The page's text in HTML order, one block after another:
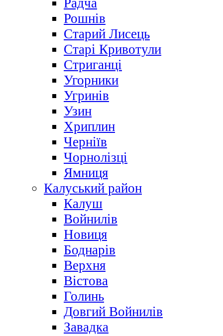
Радча
Рошнів
Старий Лисець
Старі Кривотули
Стриганці
Угорники
Угринів
Узин
Хриплин
Черніїв
Чорнолізці
Ямниця
Калуський район
Калуш
Войнилів
Новиця
Боднарів
Верхня
Вістова
Голинь
Довгий Войнилів
Завадка